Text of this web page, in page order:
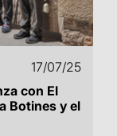
17/07/25
con El
Botines y el